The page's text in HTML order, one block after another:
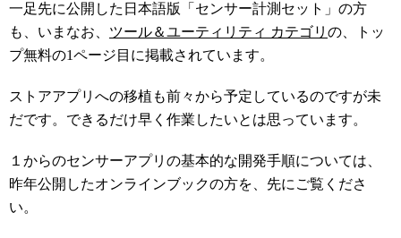
一足先に公開した日本語版「センサー計測セット」の方
も、いまなお、 ツール＆ユーティリティ カテゴリ の、トッ
プ無料の1ページ目に掲載されています。
ストアアプリへの移植も前々から予定しているのですが未
だです。できるだけ早く作業したいとは思っています。
１からのセンサーアプリの基本的な開発手順については、
昨年公開したオンラインブックの方を、先にご覧くださ
い。